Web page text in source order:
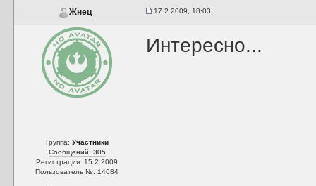
Жнец 17.2.2009, 18:03
Группа: Участники
Сообщений: 305
Регистрация: 15.2.2009
Пользователь №: 14684
Интересно...